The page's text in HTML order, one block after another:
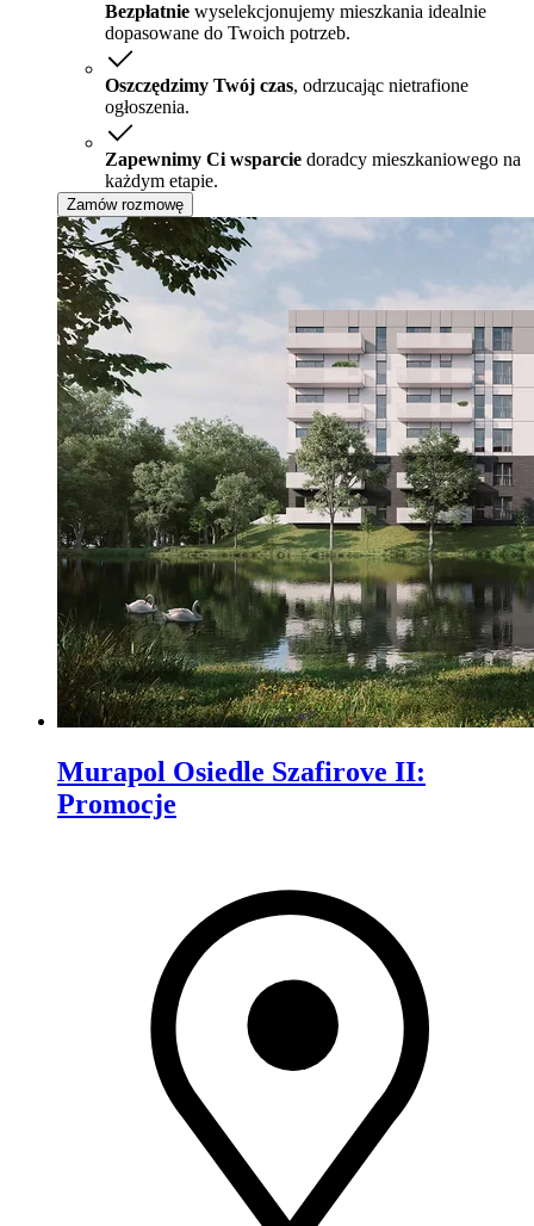
Bezpłatnie wyselekcjonujemy mieszkania idealnie
dopasowane do Twoich potrzeb.
Oszczędzimy Twój czas, odrzucając nietrafione
ogłoszenia.
Zapewnimy Ci wsparcie doradcy mieszkaniowego na
każdym etapie.
Zamów rozmowę
Murapol Osiedle Szafirove II:
Promocje